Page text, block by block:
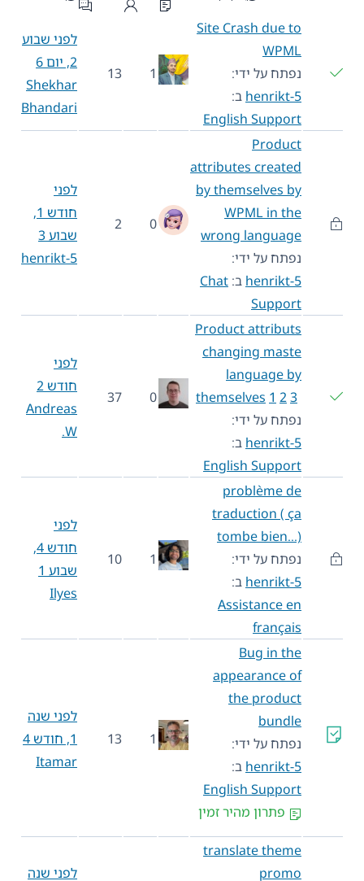
Site Crash due to
WPML
נפתח על ידי:
henrikt-5 ב:
English Support
1
13
לפני שבוע
2, יום 6
Shekhar
Bhandari
Product
attributes created
by themselves by
WPML in the
wrong language
נפתח על ידי:
henrikt-5 ב: Chat
Support
0
2
לפני
חודש 1,
שבוע 3
henrikt-5
Product attributs
changing maste
language by
themselves 1 23
נפתח על ידי:
henrikt-5 ב:
English Support
0
37
לפני
חודש 2
Andreas
W.
problème de
traduction ( ça
tombe bien…)
נפתח על ידי:
henrikt-5 ב:
Assistance en
français
1
10
לפני
חודש 4,
שבוע 1
Ilyes
Bug in the
appearance of
the product
bundle
נפתח על ידי:
henrikt-5 ב:
English Support
פתרון מהיר זמין
1
13
לפני שנה
1, חודש 4
Itamar
translate theme
promo
לפני שנה